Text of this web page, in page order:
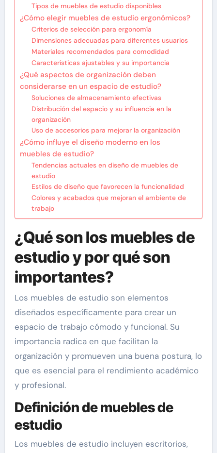
Tipos de muebles de estudio disponibles
¿Cómo elegir muebles de estudio ergonómicos?
Criterios de selección para ergonomía
Dimensiones adecuadas para diferentes usuarios
Materiales recomendados para comodidad
Características ajustables y su importancia
¿Qué aspectos de organización deben
considerarse en un espacio de estudio?
Soluciones de almacenamiento efectivas
Distribución del espacio y su influencia en la
organización
Uso de accesorios para mejorar la organización
¿Cómo influye el diseño moderno en los
muebles de estudio?
Tendencias actuales en diseño de muebles de
estudio
Estilos de diseño que favorecen la funcionalidad
Colores y acabados que mejoran el ambiente de
trabajo
¿Qué son los muebles de
estudio y por qué son
importantes?
Los muebles de estudio son elementos
diseñados específicamente para crear un
espacio de trabajo cómodo y funcional. Su
importancia radica en que facilitan la
organización y promueven una buena postura, lo
que es esencial para el rendimiento académico
y profesional.
Definición de muebles de
estudio
Los muebles de estudio incluyen escritorios,